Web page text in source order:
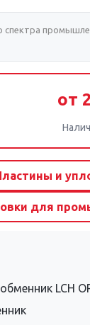
от
и
для
LCH